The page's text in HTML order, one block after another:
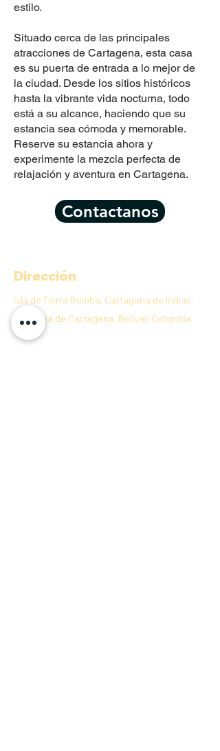
estilo.
Situado cerca de las principales
atracciones de Cartagena, esta casa
es su puerta de entrada a lo mejor de
la ciudad. Desde los sitios históricos
hasta la vibrante vida nocturna, todo
está a su alcance, haciendo que su
estancia sea cómoda y memorable.
Reserve su estancia ahora y
experimente la mezcla perfecta de
relajación y aventura en Cartagena.
Contactanos
Dirección
Isla de Tierra Bomba, Cartagena de Indias,
Provincia de Cartagena, Bolívar, Colombia